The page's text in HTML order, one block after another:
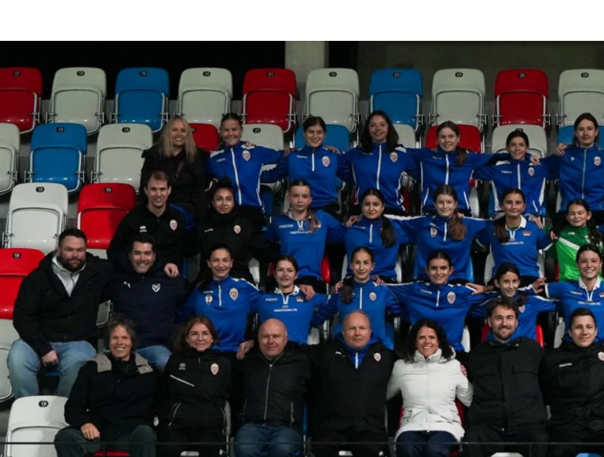
Schiedsrichter
Nachhaltigkeit
Sportschule
Breitenfussball
Frauenfussball
Nationale
Wettbewerbe